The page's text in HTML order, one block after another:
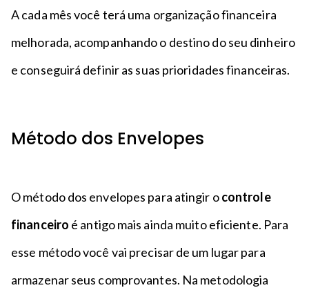
A cada mês você terá uma organização financeira
melhorada, acompanhando o destino do seu dinheiro
e conseguirá definir as suas prioridades financeiras.
Método dos Envelopes
O método dos envelopes para atingir ocontrole
financeiro é antigo mais ainda muito eficiente. Para
esse método você vai precisar de um lugar para
armazenar seus comprovantes. Na metodologia